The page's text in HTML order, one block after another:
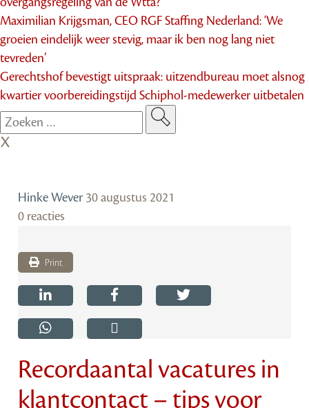
Maximilian Krijgsman, CEO RGF Staffing Nederland: ‘We
groeien eindelijk weer stevig, maar ik ben nog lang niet
tevreden’
Gerechtshof bevestigt uitspraak: uitzendbureau moet alsnog
kwartier voorbereidingstijd Schiphol-medewerker uitbetalen
Hinke Wever 30 augustus 2021
0 reacties
Print
Recordaantal vacatures in
klantcontact – tips voor